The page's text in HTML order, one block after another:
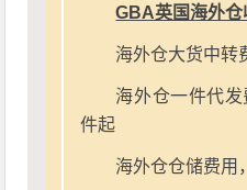
GBA英国海外仓
海外仓大货中转
海外仓一件代
件起
海外仓仓储费用